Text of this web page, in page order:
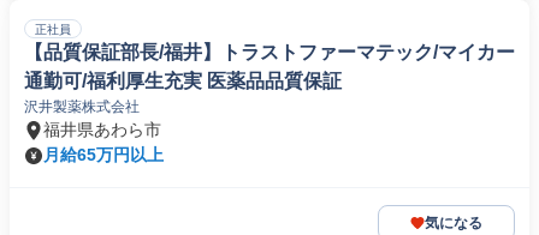
正社員
【品質保証部長/福井】トラストファーマテック/マイカー
通勤可/福利厚生充実 医薬品品質保証
沢井製薬株式会社
福井県あわら市
月給65万円以上
気になる